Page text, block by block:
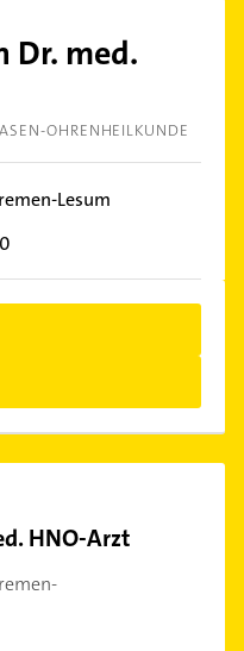
Dr. med.
OHRENHEILKUNDE
Lesum
HNO-Arzt